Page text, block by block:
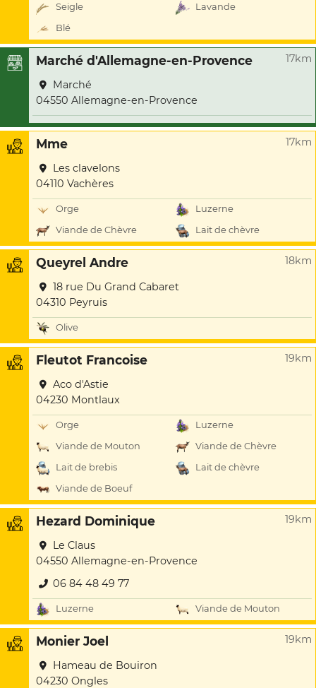
Seigle
Lavande
Blé
Marché d'Allemagne-en-Provence 17km
Marché
04550 Allemagne-en-Provence
Mme 17km
Les clavelons
04110 Vachères
Orge
Luzerne
Viande de Chèvre
Lait de chèvre
Queyrel Andre 18km
18 rue Du Grand Cabaret
04310 Peyruis
Olive
Fleutot Francoise 19km
Aco d'Astie
04230 Montlaux
Orge
Luzerne
Viande de Mouton
Viande de Chèvre
Lait de brebis
Lait de chèvre
Viande de Boeuf
Hezard Dominique 19km
Le Claus
04550 Allemagne-en-Provence
06 84 48 49 77
Luzerne Viande de Mouton
Monier Joel 19km
Hameau de Bouiron
04230 Ongles